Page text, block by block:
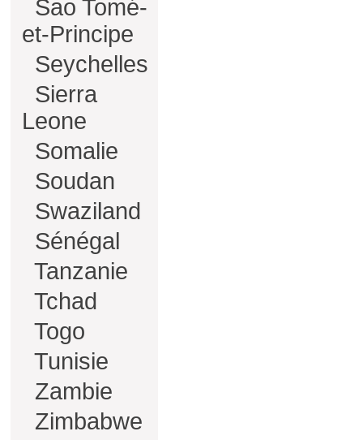
Sao Tomé-
et-Principe
Seychelles
Sierra
Leone
Somalie
Soudan
Swaziland
Sénégal
Tanzanie
Tchad
Togo
Tunisie
Zambie
Zimbabwe